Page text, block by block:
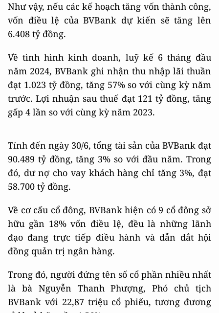
Như vậy, nếu các kế hoạch tăng vốn thành công,
vốn điều lệ của BVBank dự kiến sẽ tăng lên
6.408 tỷ đồng.
Về tình hình kinh doanh, luỹ kế 6 tháng đầu
năm 2024, BVBank ghi nhận thu nhập lãi thuần
đạt 1.023 tỷ đồng, tăng 57% so với cùng kỳ năm
trước. Lợi nhuận sau thuế đạt 121 tỷ đồng, tăng
gấp 4 lần so với cùng kỳ năm 2023.
Tính đến ngày 30/6, tổng tài sản của BVBank đạt
90.489 tỷ đồng, tăng 3% so với đầu năm. Trong
đó, dư nợ cho vay khách hàng chỉ tăng 3%, đạt
58.700 tỷ đồng.
Về cơ cấu cổ đông, BVBank hiện có 9 cổ đông sở
hữu gần 18% vốn điều lệ, đều là những lãnh
đạo đang trực tiếp điều hành và dẫn dắt hội
đồng quản trị ngân hàng.
Trong đó, người đứng tên số cổ phần nhiều nhất
là bà Nguyễn Thanh Phượng, Phó chủ tịch
BVBank với 22,87 triệu cổ phiếu, tương đương